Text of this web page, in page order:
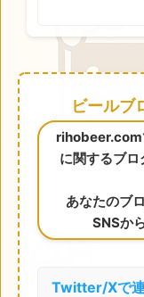
ビールブ
rihobeer.com
に関するブロ
あなたのブ
SNSか
Twitter/Xで